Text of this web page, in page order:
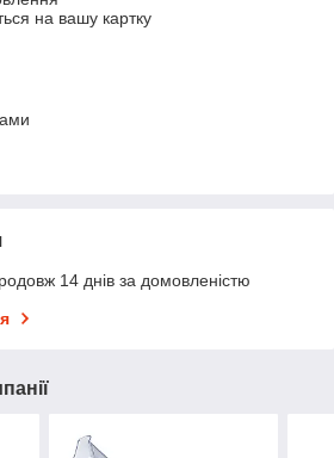
на вашу картку
14 днів за домовленістю